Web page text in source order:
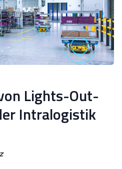
Lights-Out-
Intralogistik